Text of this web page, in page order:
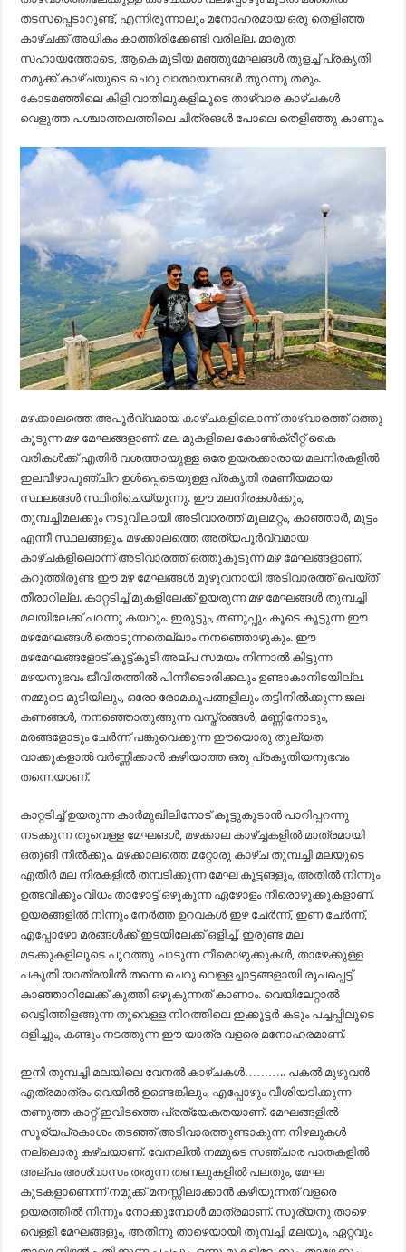
തടസപ്പെടാറുണ്ട്, എന്നിരുന്നാലും മനോഹരമായ ഒരു തെളിഞ്ഞ
കാഴ്ചക്ക് അധികം കാത്തിരിക്കേണ്ടി വരില്ല. മാരുത
സഹായത്തോടെ, ആകെ മൂടിയ മഞ്ഞുമേഘങൾ തുളച്ച് പ്രകൃതി
നമുക്ക് കാഴ്ചയുടെ ചെറു വാതായനങൾ തുറന്നു തരും.
കോടമഞ്ഞിലെ കിളി വാതിലുകളിലൂടെ താഴ്വാര കാഴ്ചകൾ
വെളുത്ത പശ്ചാത്തലത്തിലെ ചിത്രങൾ പോലെ തെളിഞ്ഞു കാണും.
മഴക്കാലത്തെ അപൂർവ്വമായ കാഴ്ചകളിലൊന്ന് താഴ്വാരത്ത് ഒത്തു
കൂടുന്ന മഴ മേഘങ്ങളാണ്. മല മുകളിലെ കോൺക്രീറ്റ് കൈ
വരികൾക്ക് എതിർ വശത്തായുള്ള ഒരേ ഉയരക്കാരായ മലനിരകളിൽ
ഇലവീഴാപൂഞ്ചിറ ഉൾപ്പെടെയുള്ള പ്രകൃതി രമണീയമായ
സ്ഥലങ്ങൾ സ്ഥിതിചെയ്യുന്നു. ഈ മലനിരകൾക്കും,
തുമ്പച്ചിമലക്കും നടുവിലായി അടിവാരത്ത് മൂലമറ്റം, കാഞ്ഞാർ, മുട്ടം
എന്നീ സ്ഥലങ്ങളും. മഴക്കാലത്തെ അത്യപൂർവ്വമായ
കാഴ്ചകളിലൊന്ന് അടിവാരത്ത് ഒത്തുകൂടുന്ന മഴ മേഘങ്ങളാണ്.
കറുത്തിരുണ്ട ഈ മഴ മേഘങ്ങൾ മുഴുവനായി അടിവാരത്ത് പെയ്ത്
തീരാറില്ല. കാറ്റടിച്ച് മുകളിലേക്ക് ഉയരുന്ന മഴ മേഘങ്ങൾ തുമ്പച്ചി
മലയിലേക്ക് പറന്നു കയറും. ഇരുട്ടും, തണുപ്പും കൂടെ കൂട്ടുന്ന ഈ
മഴമേഘങ്ങൾ തൊടുന്നതെല്ലാം നനഞ്ഞൊഴുകും. ഈ
മഴമേഘങ്ങളോട് കൂട്ട്കൂടി അല്പ സമയം നിന്നാൽ കിട്ടുന്ന
മഴയനുഭവം ജീവിതത്തിൽ പിന്നീടൊരിക്കലും ഉണ്ടാകാനിടയില്ല.
നമ്മുടെ മുടിയിലും, ഒരോ രോമകൂപങ്ങളിലും തട്ടിനിൽക്കുന്ന ജല
കണങ്ങൾ, നനഞ്ഞൊതുങ്ങുന്ന വസ്ത്രങ്ങൾ, മണ്ണിനോടും,
മരങ്ങളോടും ചേർന്ന് പങ്കുവെക്കുന്ന ഈയൊരു തുല്യത
വാക്കുകളാൽ വർണ്ണിക്കാൻ കഴിയാത്ത ഒരു പ്രകൃതിയനുഭവം
തന്നെയാണ്.
കാറ്റടിച്ച് ഉയരുന്ന കാർമുഖിലിനോട് കൂട്ടുകൂടാൻ പാറിപ്പറന്നു
നടക്കുന്ന തൂവെള്ള മേഘങൾ, മഴക്കാല കാഴ്ച്ചകളിൽ മാത്രമായി
ഒതുങി നിൽക്കും. മഴക്കാലത്തെ മറ്റോരു കാഴ്ച തുമ്പച്ചി മലയുടെ
എതിർ മല നിരകളിൽ തമ്പടിക്കുന്ന മേഘ കൂട്ടങളും, അതിൽ നിന്നും
ഉത്ഭവിക്കും വിധം താഴോട്ട് ഒഴുകുന്ന ഏഴോളം നീരൊഴുക്കുകളാണ്.
ഉയരങ്ങളിൽ നിന്നും നേർത്ത ഉറവകൾ ഇഴ ചേർന്ന്, ഇണ ചേർന്ന്,
എപ്പോഴോ മരങ്ങൾക്ക് ഇടയിലേക്ക് ഒളിച്ച്, ഇരുണ്ട മല
മടക്കുകളിലൂടെ പുറത്തു ചാടുന്ന നീരൊഴുക്കുകൾ, താഴേക്കുള്ള
പകുതി യാത്രയിൽ തന്നെ ചെറു വെള്ളച്ചാട്ടങ്ങളായി രൂപപ്പെട്ട്
കാഞ്ഞാറിലേക്ക് കുത്തി ഒഴുകുന്നത് കാണാം. വെയിലേറ്റാൽ
വെട്ടിത്തിളങ്ങുന്ന തൂവെള്ള നിറത്തിലെ ഇക്കൂട്ടർ കടും പച്ചപ്പിലൂടെ
ഒളിച്ചും, കണ്ടും നടത്തുന്ന ഈ യാത്ര വളരെ മനോഹരമാണ്.
ഇനി തുമ്പച്ചി മലയിലെ വേനൽ കാഴ്ചകൾ……….. പകൽ മുഴുവൻ
എത്രമാത്രം വെയിൽ ഉണ്ടെങ്കിലും, എപ്പോഴും വീശിയടിക്കുന്ന
തണുത്ത കാറ്റ് ഇവിടത്തെ പ്രത്യേകതയാണ്. മേഘങ്ങളിൽ
സൂര്യപ്രകാശം തടഞ്ഞ് അടിവാരത്തുണ്ടാകുന്ന നിഴലുകൾ
നല്ലൊരു കഴ്ചയാണ്. വേനലിൽ നമ്മുടെ സഞ്ചാര പാതകളിൽ
അല്പം അശ്വാസം തരുന്ന തണലുകളിൽ പലതും, മേഘ
കുടകളാണെന്ന് നമുക്ക് മനസ്സിലാക്കാൻ കഴിയുന്നത് വളരെ
ഉയരത്തിൽ നിന്നും നോക്കുമ്പോൾ മാത്രമാണ്. സൂര്യനു താഴെ
വെള്ളി മേഘങ്ങളും, അതിനു താഴെയായി തുമ്പച്ചി മലയും, ഏറ്റവും